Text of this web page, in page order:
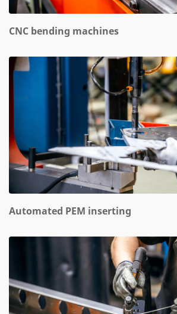
CNC bending machines
Automated PEM inserting